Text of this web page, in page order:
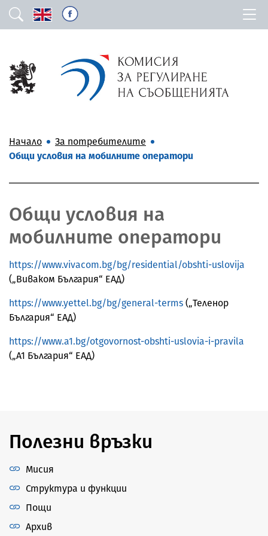
Начало
За потребителите
Общи условия на мобилните оператори
Общи условия на
мобилните оператори
https://www.vivacom.bg/bg/residential/obshti-uslovija
(„Виваком България“ ЕАД)
https://www.yettel.bg/bg/general-terms („Теленор
България“ ЕАД)
https://www.a1.bg/otgovornost-obshti-uslovia-i-pravila
(„А1 България“ ЕАД)
Полезни връзки
Мисия
Структура и функции
Пощи
Архив